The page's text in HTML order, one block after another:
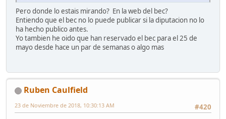
Pero donde lo estais mirando? En la web del bec?
Entiendo que el bec no lo puede publicar si la diputacion no lo
ha hecho publico antes.
Yo tambien he oido que han reservado el bec para el 25 de
mayo desde hace un par de semanas o algo mas
Ruben Caulfield
#420
23 de Noviembre de 2018, 10:30:13 AM